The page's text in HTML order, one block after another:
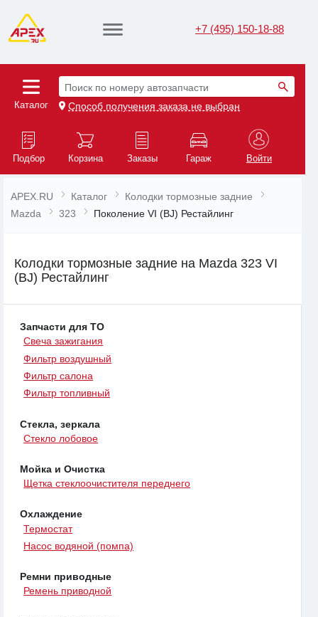
+7 (495) 150-18-88
Каталог
Поиск по номеру автозапчасти
Способ получения заказа не выбран
Подбор Корзина Заказы Гараж Войти
APEX.RU Каталог
Колодки тормозные задние
Mazda
323 Поколение VI (BJ) Рестайлинг
Колодки тормозные задние на Mazda 323 VI
(BJ) Рестайлинг
Запчасти для ТО
Свеча зажигания
Фильтр воздушный
Фильтр салона
Фильтр топливный
Стекла, зеркала
Стекло лобовое
Мойка и Очистка
Щетка стеклоочистителя переднего
Охлаждение
Термостат
Насос водяной (помпа)
Ремни приводные
Ремень приводной